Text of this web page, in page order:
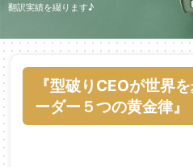
翻訳実績を綴ります♪
『型破りCEOが世界
ーダー５つの黄金律』